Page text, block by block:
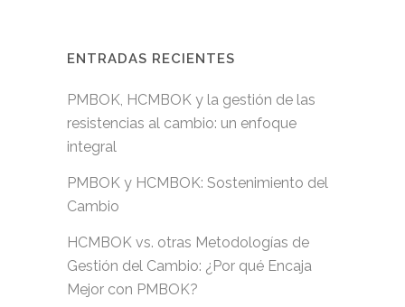
ENTRADAS RECIENTES
PMBOK, HCMBOK y la gestión de las
resistencias al cambio: un enfoque
integral
PMBOK y HCMBOK: Sostenimiento del
Cambio
HCMBOK vs. otras Metodologías de
Gestión del Cambio: ¿Por qué Encaja
Mejor con PMBOK?